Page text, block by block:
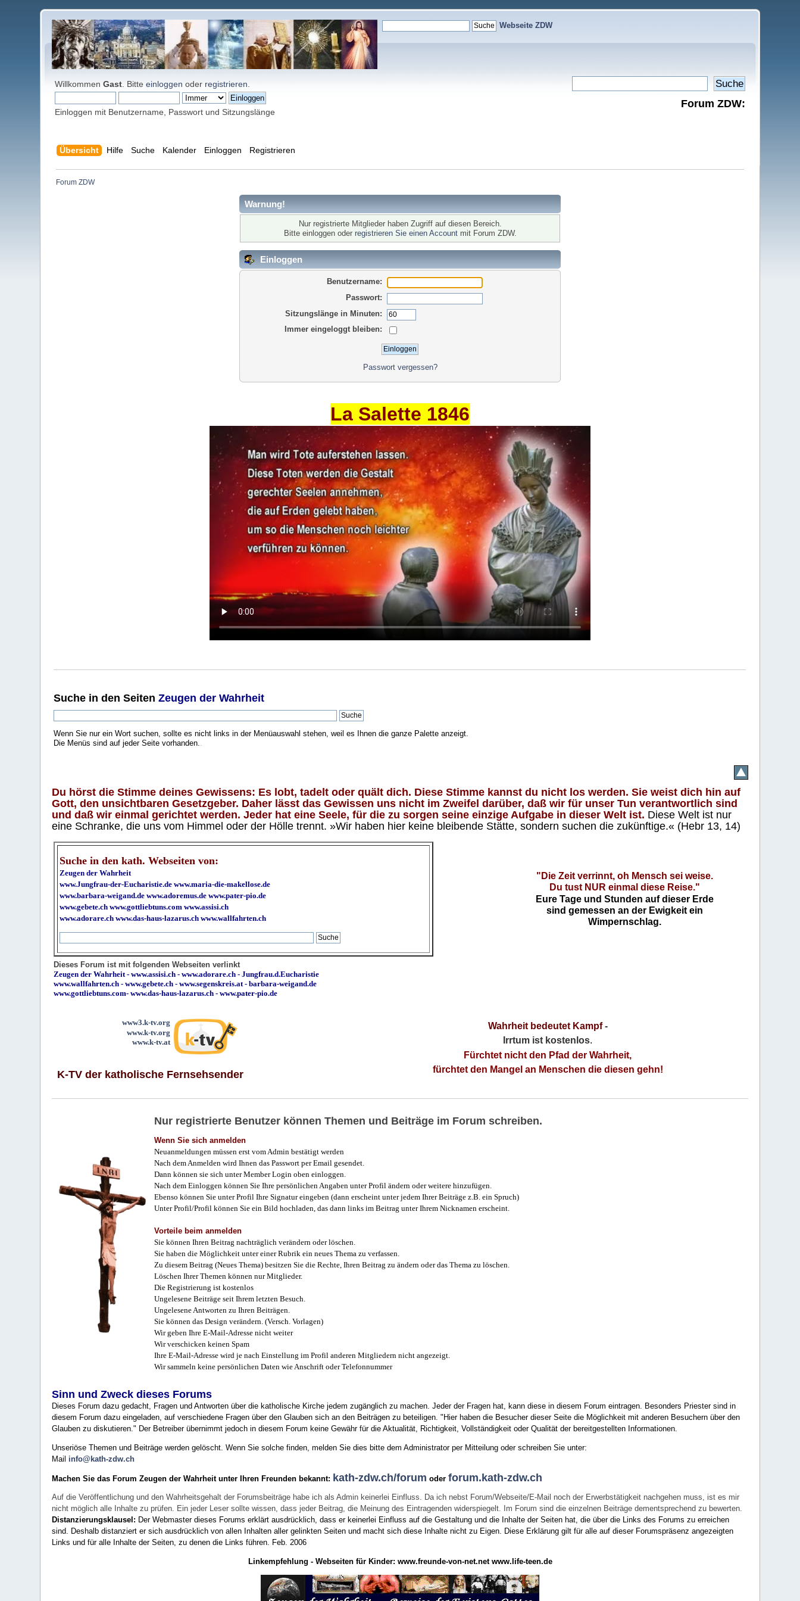
Webseite ZDW
WillkommenGast . Bitteeinloggen oder registrieren
Einloggen mit Benutzername, Passwort und Sitzungslänge
Forum ZDW:
Übersicht Hilfe Suche Kalender Einloggen Registrieren
Forum ZDW
Warnung!
Nur registrierte Mitglieder haben Zugriff auf diesen Bereich.
Bitte einloggen oder registrieren Sie einen Accountmit Forum ZDW.
Einloggen
Benutzername:
Passwort:
Sitzungslänge in Minuten:
Immer eingeloggt bleiben:
Passwort vergessen?
La Salette 1846
Suche in den SeitenZeugen der Wahrheit
Wenn Sie nur ein Wort suchen, sollte es nicht links in der Menüauswahl stehen, weil es Ihnen die ganze Palette anzeigt.
Die Menüs sind auf jeder Seite vorhanden..
Du hörst die Stimme deines Gewissens: Es lobt, tadelt oder quält dich. Diese Stimme kannst du nicht los werden. Sie weist dich hin auf
Gott, den unsichtbaren Gesetzgeber. Daher lässt das Gewissen uns nicht im Zweifel darüber, daß wir für unser Tun verantwortlich sind
und daß wir einmal gerichtet werden. Jeder hat eine Seele, für die zu sorgen seine einzige Aufgabe in dieser Welt ist. Diese Welt ist nur
eine Schranke, die uns vom Himmel oder der Hölle trennt. »Wir haben hier keine bleibende Stätte, sondern suchen die zukünftige.« (Hebr 13, 14)
Suche in den kath. Webseiten von:
Zeugen der Wahrheit
www.Jungfrau-der-Eucharistie.de www.maria-die-makellose.de
www.barbara-weigand.de www.adoremus.de www.pater-pio.de
www.gebete.ch www.gottliebtuns.com www.assisi.ch
www.adorare.ch www.das-haus-lazarus.ch www.wallfahrten.ch
"Die Zeit verrinnt, oh Mensch sei weise.
Du tust NUR einmal diese Reise."
Eure Tage und Stunden auf dieser Erde
sind gemessen an der Ewigkeit ein
Wimpernschlag.
Dieses Forum ist mit folgenden Webseiten verlinkt
Zeugen der Wahrheit-www.assisi.ch -www.adorare.ch -Jungfrau.d.Eucharistie
www.wallfahrten.ch -www.gebete.ch -www.segenskreis.at-barbara-weigand.de
www.gottliebtuns.com-www.das-haus-lazarus.ch - www.pater-pio.de
www3.k-tv.org
www.k-tv.org
www.k-tv.at
K-TV der katholische Fernsehsender
Wahrheit bedeutet Kampf-
Irrtum ist kostenlos.
Fürchtet nicht den Pfad der Wahrheit,
fürchtet den Mangel an Menschen die diesen gehn!
Nur registrierte Benutzer können Themen und Beiträge im Forum schreiben.
Wenn Sie sich anmelden
Neuanmeldungen müssen erst vom Admin bestätigt werden
Nach dem Anmelden wird Ihnen das Passwort per Email gesendet.
Dann können sie sich unter Member Login oben einloggen.
Nach dem Einloggen können Sie Ihre persönlichen Angaben unter Profil ändern oder weitere hinzufügen.
Ebenso können Sie unter Profil Ihre Signatur eingeben (dann erscheint unter jedem Ihrer Beiträge z.B. ein Spruch)
Unter Profil/Profil können Sie ein Bild hochladen, das dann links im Beitrag unter Ihrem Nicknamen erscheint.
Vorteile beim anmelden
Sie können Ihren Beitrag nachträglich verändern oder löschen.
Sie haben die Möglichkeit unter einer Rubrik ein neues Thema zu verfassen.
Zu diesem Beitrag (Neues Thema) besitzen Sie die Rechte, Ihren Beitrag zu ändern oder das Thema zu löschen.
Löschen Ihrer Themen können nur Mitglieder.
Die Registrierung ist kostenlos
Ungelesene Beiträge seit Ihrem letzten Besuch.
Ungelesene Antworten zu Ihren Beiträgen.
Sie können das Design verändern. (Versch. Vorlagen)
Wir geben Ihre E-Mail-Adresse nicht weiter
Wir verschicken keinen Spam
Ihre E-Mail-Adresse wird je nach Einstellung im Profil anderen Mitgliedern nicht angezeigt.
Wir sammeln keine persönlichen Daten wie Anschrift oder Telefonnummer
Sinn und Zweck dieses Forums
Dieses Forum dazu gedacht, Fragen und Antworten über die katholische Kirche jedem zugänglich zu machen. Jeder der Fragen hat, kann diese in diesem Forum eintragen. Besonders Priester sind in
diesem Forum dazu eingeladen, auf verschiedene Fragen über den Glauben sich an den Beiträgen zu beteiligen. "Hier haben die Besucher dieser Seite die Möglichkeit mit anderen Besuchern über den
Glauben zu diskutieren." Der Betreiber übernimmt jedoch in diesem Forum keine Gewähr für die Aktualität, Richtigkeit, Vollständigkeit oder Qualität der bereitgestellten Informationen.
Unseriöse Themen und Beiträge werden gelöscht. Wenn Sie solche finden, melden Sie dies bitte dem Administrator per Mitteilung oder schreiben Sie unter:
Mail info@kath-zdw.ch
Machen Sie das Forum Zeugen der Wahrheit unter Ihren Freunden bekannt: kath-zdw.ch/forum oderforum.kath-zdw.ch
Auf die Veröffentlichung und den Wahrheitsgehalt der Forumsbeiträge habe ich als Admin keinerlei Einfluss. Da ich nebst Forum/Webseite/E-Mail noch der Erwerbstätigkeit nachgehen muss, ist es mir
nicht möglich alle Inhalte zu prüfen. Ein jeder Leser sollte wissen, dass jeder Beitrag, die Meinung des Eintragenden widerspiegelt. Im Forum sind die einzelnen Beiträge dementsprechend zu bewerten.
Distanzierungsklausel: Der Webmaster dieses Forums erklärt ausdrücklich, dass er keinerlei Einfluss auf die Gestaltung und die Inhalte der Seiten hat, die über die Links des Forums zu erreichen
sind. Deshalb distanziert er sich ausdrücklich von allen Inhalten aller gelinkten Seiten und macht sich diese Inhalte nicht zu Eigen. Diese Erklärung gilt für alle auf dieser Forumspräsenz angezeigten
Links und für alle Inhalte der Seiten, zu denen die Links führen. Feb. 2006
Linkempfehlung - Webseiten für Kinder: www.freunde-von-net.net www.life-teen.de